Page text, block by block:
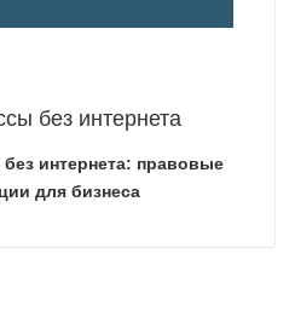
без интернета
интернета: правовые
для бизнеса